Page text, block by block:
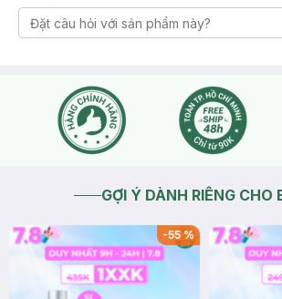
GỢI Ý DÀNH RIÊNG CHO
-55%